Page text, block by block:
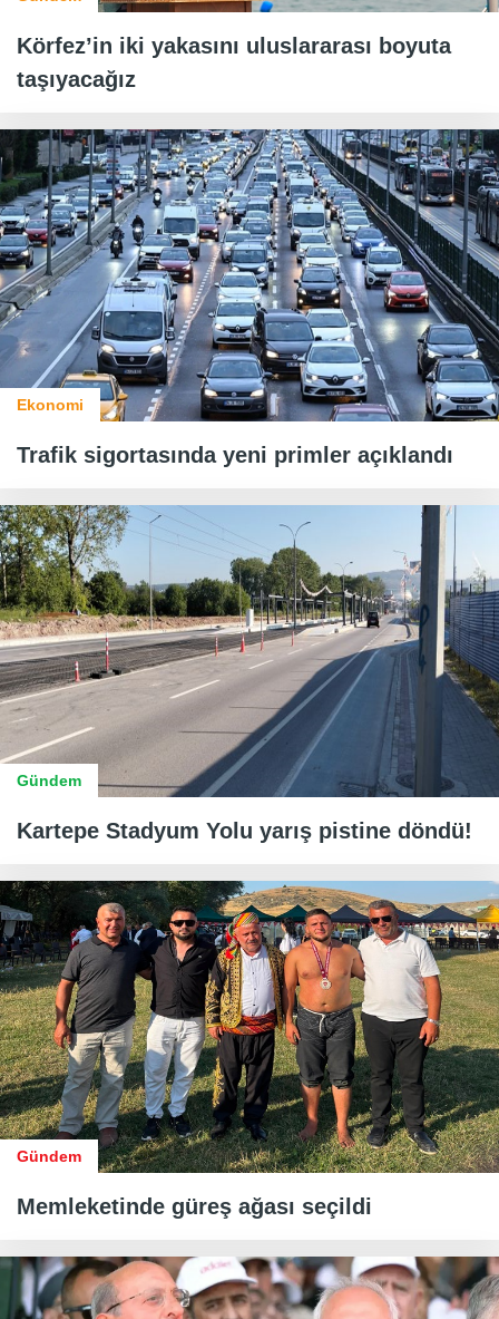
Körfez’in iki yakasını uluslararası boyuta
taşıyacağız
Ekonomi
Trafik sigortasında yeni primler açıklandı
Gündem
Kartepe Stadyum Yolu yarış pistine döndü!
Gündem
Memleketinde güreş ağası seçildi